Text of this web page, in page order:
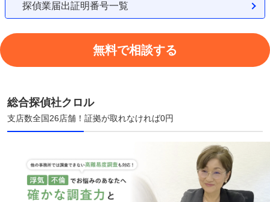
探偵業届出証明番号一覧
無料で相談する
総合探偵社クロル
支店数全国26店舗！証拠が取れなければ0円